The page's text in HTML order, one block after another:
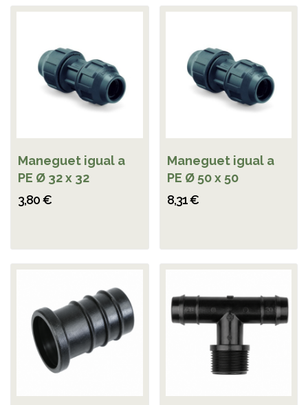
Maneguet igual a
PE Ø 32 x 32
3,80 €
Maneguet igual a
PE Ø 50 x 50
8,31 €